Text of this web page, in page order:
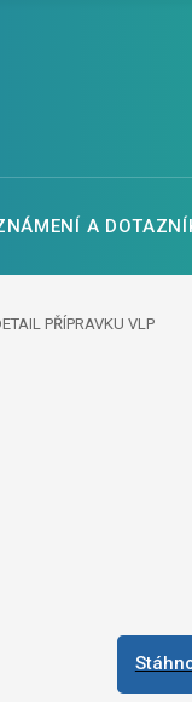
A
PŘÍPRAVKU VLP